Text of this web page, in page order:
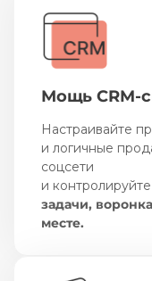
Мощь CRM-
Настраивайте
и логичные
соцсети
и контролируйте
задачи,
месте.